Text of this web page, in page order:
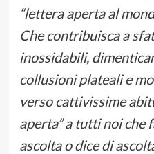
“lettera aperta al
Che contribuisca a
inossidabili,
collusioni plateali e
verso cattivissime
aperta” a tutti noi che
ascolta o dice di